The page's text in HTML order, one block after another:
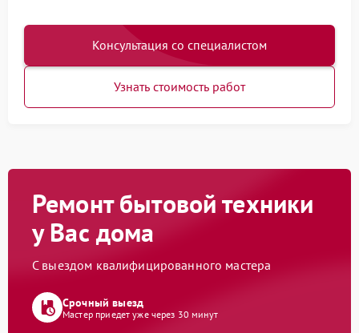
Консультация со специалистом
Узнать стоимость работ
Ремонт бытовой техники
у Вас дома
С выездом квалифицированного мастера
Срочный выезд
Мастер приедет уже через 30 минут